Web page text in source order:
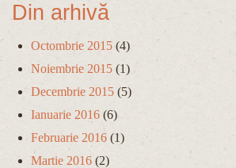
Din arhivă
Octombrie 2015(4)
Noiembrie 2015 (1)
Decembrie 2015 (5)
Ianuarie 2016 (6)
Februarie 2016 (1)
Martie 2016 (2)